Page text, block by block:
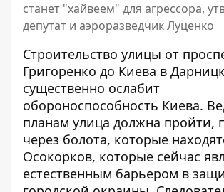
станет "хайвеем" для агрессора,
депутат и аэроразведчик Луценко
Строительство улицы от
Григоренко до Киева в
существенно ослабит
обороноспособность Киева.
планам улица должна пройти,
через болота, которые
Осокорков, которые сейчас
естественным барьером в